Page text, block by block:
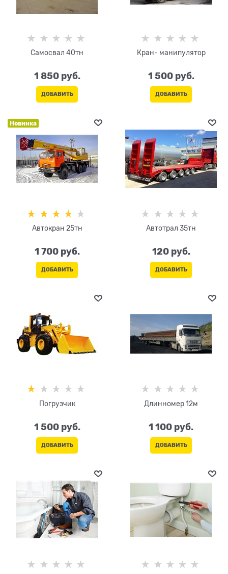
Самосвал 40тн
1 850 руб.
ДОБАВИТЬ
Кран- манипулятор
1 500 руб.
ДОБАВИТЬ
Новинка
Автокран 25тн
1 700 руб.
ДОБАВИТЬ
Автотрал 35тн
120 руб.
ДОБАВИТЬ
Погрузчик
1 500 руб.
ДОБАВИТЬ
Длинномер 12м
1 100 руб.
ДОБАВИТЬ